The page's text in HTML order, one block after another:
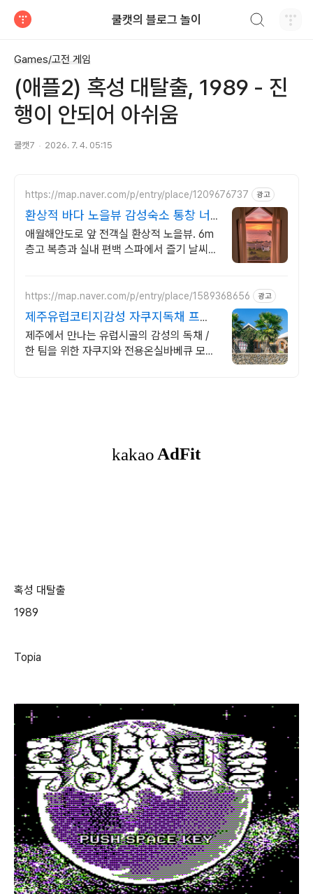
쿨캣의 블로그 놀이
Games/고전 게임
(애플2) 혹성 대탈출, 1989 - 진
행이 안되어 아쉬움
쿨캣7 2026. 7. 4. 05:15
https://map.naver.com/p/entry/place/1209676737 광고
환상적 바다 노을뷰 감성숙소 통창 너
머 애월 파노라마바다
애월해안도로 앞 전객실 환상적 노을뷰. 6m
층고 복층과 실내 편백 스파에서 즐기 날씨
https://map.naver.com/p/entry/place/1589368656 광고
제주유럽코티지감성 자쿠지독채 프라
이빗 제주여행, 유럽감성
제주에서 만나는 유럽시골의 감성의 독채 /
한 팀을 위한 자쿠지와 전용온실바베큐 모두
혹성 대탈출
1989
Topia